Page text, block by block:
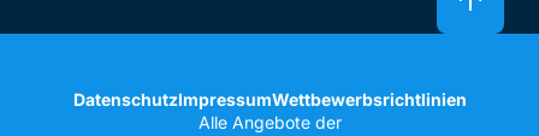
DatenschutzImpressumWettbewerbsrichtlinien
Alle Angebote der